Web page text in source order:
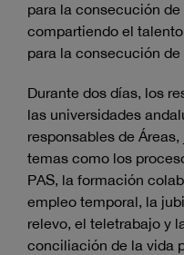
para la consecución
compartiendo el
para la consecución
Durante dos días, los
las universidades
responsables de
temas como los
PAS, la formación
empleo temporal, la
relevo, el teletrabajo y
conciliación de la vida